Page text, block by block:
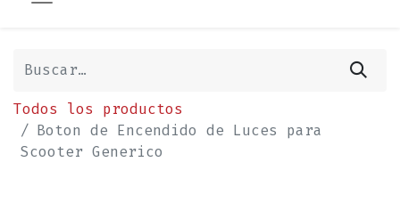
Todos los productos
Boton de Encendido de Luces para
Scooter Generico